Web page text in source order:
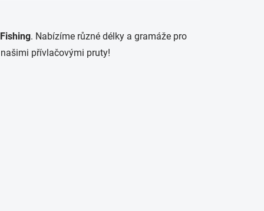
. Nabízíme různé délky a gramáže pro
přívlačovými pruty!